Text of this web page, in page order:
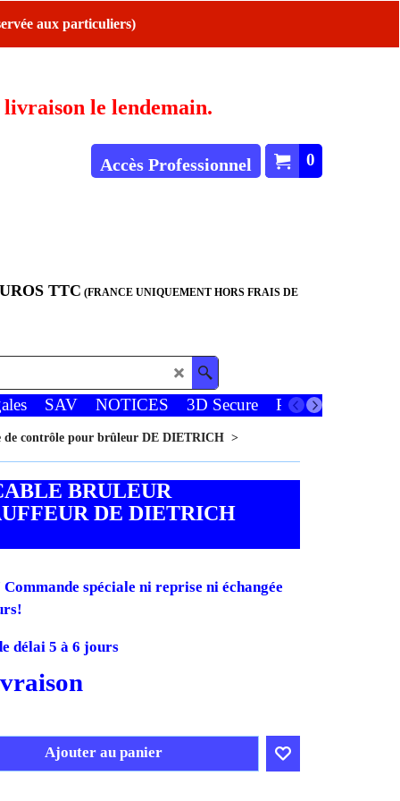
aux particuliers)
livraison le lendemain.
0
Accès Professionnel
TTC (FRANCE UNIQUEMENT HORS FRAIS DE
SAV NOTICES 3D Secure Paiements
de contrôle pour brûleur DE DIETRICH >
BRULEUR
DE DIETRICH
spéciale ni reprise ni échangée
délai 5 à 6 jours
T.T.C.